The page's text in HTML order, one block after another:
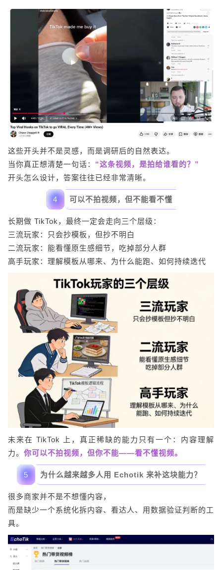
这些开头并不是灵感，而是调研后的自然表达。
当你真正想清楚一句话： “这条视频，是拍给谁看的？”
开头怎么设计，答案往往已经非常清晰。
4 可以不拍视频，但不能看不懂
长期做 TikTok，最终一定会走向三个层级：
三流玩家：只会抄模板，但抄不明白
二流玩家：能看懂原生感细节，吃掉部分人群
高手玩家：理解模板从哪来、为什么能跑、如何持续迭代
未来在 TikTok 上，真正稀缺的能力只有一个：内容理解
力。 你可以不拍视频，但你不能——看不懂视频。
5 为什么越来越多人用 Echotik 来补这块能力？
很多商家并不是不想懂内容，
而是缺少一个系统化拆内容、看达人、用数据验证判断的工
具。